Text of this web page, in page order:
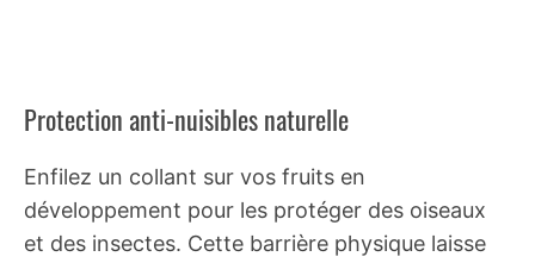
Protection anti-nuisibles naturelle
Enfilez un collant sur vos fruits en
développement pour les protéger des oiseaux
et des insectes. Cette barrière physique laisse